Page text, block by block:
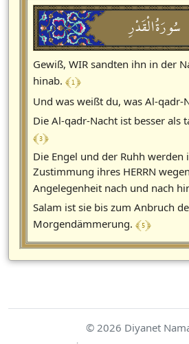
سُورَةُالْقَدْرِ
Gewiß, WIR sandten ihn in der
hinab. ﴾ 1 ﴿
Und was weißt du, was Al-qadr-
Die Al-qadr-Nacht ist besser als
﴾ 3 ﴿
Die Engel und der Ruhh
Zustimmung ihres HERRN
Angelegenheit nach und nach
Salam ist sie bis zum Anbruch
Morgendämmerung. ﴾ 5 ﴿
© 2026 Diyanet